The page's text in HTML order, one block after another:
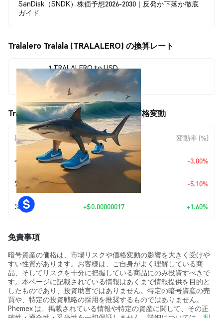
SanDisk（SNDK）株価予想2026-2030｜反発か下落か徹底
ガイド
Tralalero Tralala (TRALALERO) の換算レート
1 TRALALERO to USD
$0.00001085
Tralalero Tralala (TRALALERO) の価格変動
期間 金額変動 変動率 (%)
今日 $-0.00000034 -3.00%
7日 -5.10%
30日 +$0.00000017 +1.60%
免責事項
暗号資産の価格は、市場リスクや価格変動の影響を大きく受けや
すい性質があります。お客様は、ご自身がよく理解している商
品、そしてリスクを十分に把握している商品にのみ投資すべきで
す。本ページに記載されている情報はあくまで情報提供を目的と
したものであり、投資助言ではありません。特定の暗号資産の売
買や、特定の投資戦略の採用を推奨するものではありません。
Phemex は、掲載されている情報や特定の資産に関して、その正